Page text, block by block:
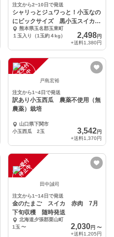
注文から2~10日で発送
シャリっとジュワっと！小玉なの
にビックサイズ 黒小玉スイカ
ひとりじめボンボン
熊本県玉名郡玉東町
１玉入り（1玉約４kg）
2,498円
+送料1,380円
注
文
受
付
停
止
中 戸島宏裕
注文から1~4日で発送
訳あり小玉西瓜 農薬不使用（無
農薬）栽培
山口県下関市
小玉西瓜 2玉
3,542円
+送料1,370円
注
文
受
付
停
止
中
田中誠司
注文から1~14日で発送
金のたまご スイカ 赤肉 7月
下旬収穫 随時発送
北海道夕張郡栗山町
1玉 〜 2,030円 〜
+送料1,205円